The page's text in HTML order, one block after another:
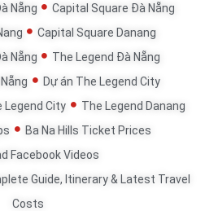
Nẵng
Capital Square Đà Nẵng
Capital Square Danang
Nẵng
The Legend Đà Nẵng
Dự án The Legend City
Legend City
The Legend Danang
Ba Na Hills Ticket Prices
Facebook Videos
Guide, Itinerary & Latest Travel
Costs